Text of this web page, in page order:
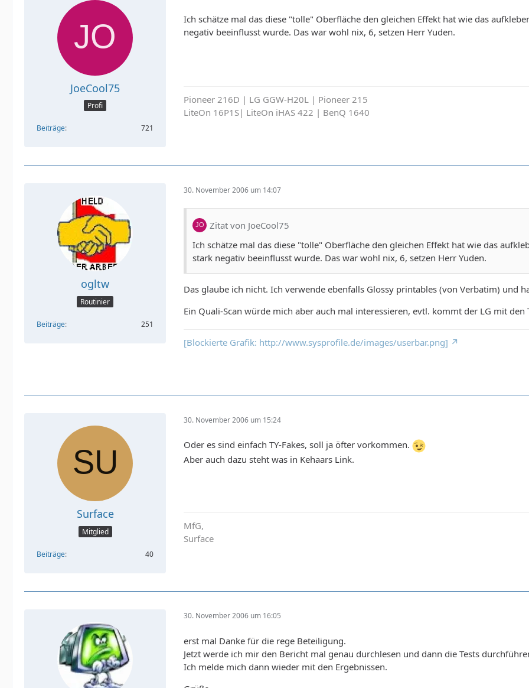
JoeCool75
Profi
Beiträge 721
Ich schätze mal das diese "tolle" Oberfläche den gleichen Effekt hat wie das
negativ beeinflusst wurde. Das war wohl nix, 6, setzen Herr Yuden.
Pioneer 216D | LG GGW-H20L | Pioneer 215
LiteOn 16P1S| LiteOn iHAS 422 | BenQ 1640
ogltw
Routinier
Beiträge 251
30. November 2006 um 14:07
Zitat von JoeCool75
Ich schätze mal das diese "tolle" Oberfläche den gleichen Effekt hat wie das
stark negativ beeinflusst wurde. Das war wohl nix, 6, setzen Herr Yuden.
Das glaube ich nicht. Ich verwende ebenfalls Glossy printables (von Verbatim) und
Ein Quali-Scan würde mich aber auch mal interessieren, evtl. kommt der LG mit den
[Blockierte Grafik: http://www.sysprofile.de/images/userbar.png]
Surface
Mitglied
Beiträge 40
30. November 2006 um 15:24
Oder es sind einfach TY-Fakes, soll ja öfter vorkommen.
Aber auch dazu steht was in Kehaars Link.
MfG,
Surface
30. November 2006 um 16:05
erst mal Danke für die rege Beteiligung.
Jetzt werde ich mir den Bericht mal genau durchlesen und dann die Tests
Ich melde mich dann wieder mit den Ergebnissen.